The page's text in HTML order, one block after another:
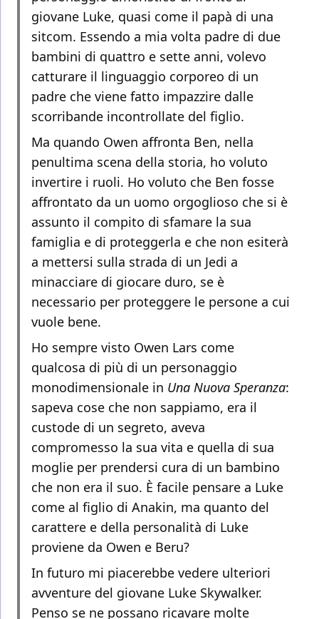
giovane Luke, quasi come il papà di una
sitcom. Essendo a mia volta padre di due
bambini di quattro e sette anni, volevo
catturare il linguaggio corporeo di un
padre che viene fatto impazzire dalle
scorribande incontrollate del figlio.
Ma quando Owen affronta Ben, nella
penultima scena della storia, ho voluto
invertire i ruoli. Ho voluto che Ben fosse
affrontato da un uomo orgoglioso che si è
assunto il compito di sfamare la sua
famiglia e di proteggerla e che non esiterà
a mettersi sulla strada di un Jedi a
minacciare di giocare duro, se è
necessario per proteggere le persone a cui
vuole bene.
Ho sempre visto Owen Lars come
qualcosa di più di un personaggio
monodimensionale in Una Nuova Speranza:
sapeva cose che non sappiamo, era il
custode di un segreto, aveva
compromesso la sua vita e quella di sua
moglie per prendersi cura di un bambino
che non era il suo. È facile pensare a Luke
come al figlio di Anakin, ma quanto del
carattere e della personalità di Luke
proviene da Owen e Beru?
In futuro mi piacerebbe vedere ulteriori
avventure del giovane Luke Skywalker.
Penso se ne possano ricavare molte